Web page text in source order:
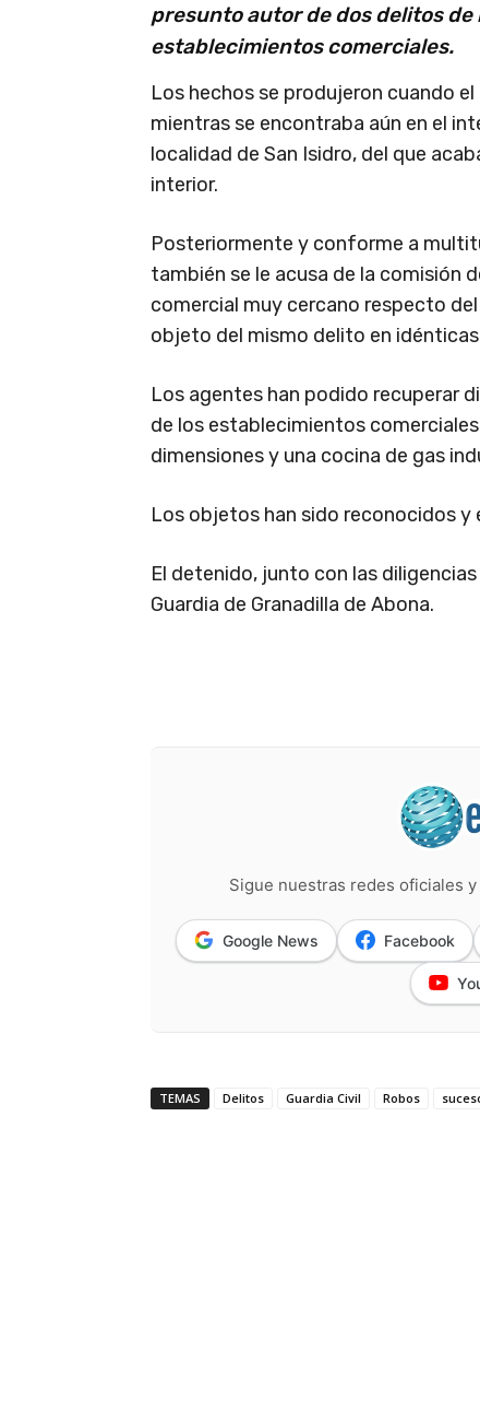
presunto autor de dos delitos
establecimientos comerciales.
Los hechos se produjeron cuando
mientras se encontraba aún en el
localidad de San Isidro, del que
interior.
Posteriormente y conforme a
también se le acusa de la comisión
comercial muy cercano respecto
objeto del mismo delito en
Los agentes han podido recuperar
de los establecimientos
dimensiones y una cocina de gas
Los objetos han sido reconocidos
El detenido, junto con las
Guardia de Granadilla de Abona.
Sigue nuestras redes oficiales
Google News Facebook
TEMAS Delitos Guardia Civil Robos